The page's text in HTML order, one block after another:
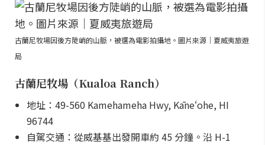
古蘭尼牧場因後方陡峭的山脈，被選為電影拍攝地。圖片來源｜夏威夷旅遊
局
古蘭尼牧場（Kualoa Ranch）
地址：49-560 Kamehameha Hwy, Kāneʻohe, HI
96744
自駕交通：從威基基出發開車約 45 分鐘。沿 H-1